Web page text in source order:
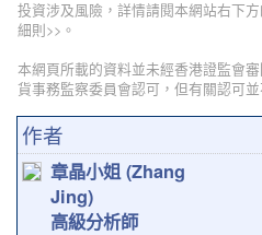
投資涉及風險，詳情請閱本網站右下
細則>>。
本網頁所載的資料並未經香港證監會
貨事務監察委員會認可，但有關認可
作者
章晶小姐 (Zhang
Jing)
高級分析師